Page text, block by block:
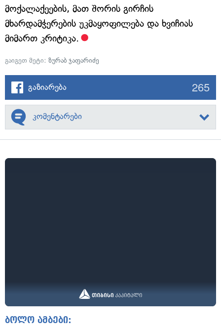
მოქალაქეების, მათ შორის გირჩის
მხარდამჭერების უკმაყოფილება და ხვიჩიას
მიმართ კრიტიკა.
გაიგეთ მეტი: ზურაბ ჯაფარიძე
გაზიარება 265
კომენტარები
ბოლო ამბები: